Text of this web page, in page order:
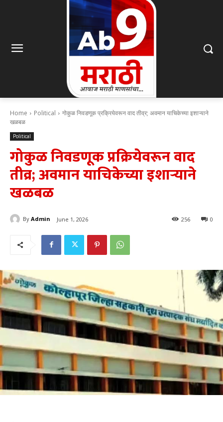
Home Political
गोकुळ निवडणूक प्रक्रियेवरून वाद तीव्र; अवमान याचिकेच्या इशाऱ्याने
खळबळ
Political
गोकुळ निवडणूक प्रक्रियेवरून वाद
तीव्र; अवमान याचिकेच्या इशाऱ्याने
खळबळ
By Admin June 1, 2026 0
256